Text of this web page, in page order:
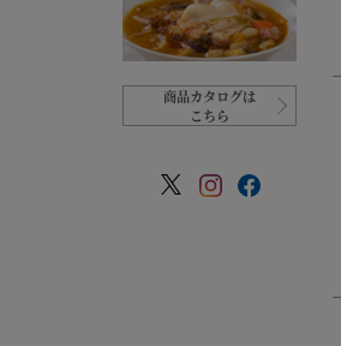
商品カタログは
こちら